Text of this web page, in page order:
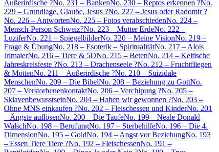
Außerirdische ?No. 231 – BankenNo. 230 – Reptos erkennen ?No.
229 – Grundlage, Glaube, Jesus ?No. 227 – Jesus oder Radomir ?
No. 226 – AntwortenNo. 225 – Fotos verabschiedenNo. 224 –
Mensch-Person Schweiz?No. 223 – Mutter ErdeNo. 222 –
LuziferNo. 221 – SpiegelbilderNo. 220 – Meine VisionNo. 219 –
Frage & ÜbungNo. 218 – Esoterik – SpiritualitätNo. 217 – Alois
IrlmaierNo. 216 – Tiere & 5DNo. 215 – BetenNo. 214 – Keltische
Jahreskreisfeste ?No. 213 – Drachenseele ?No. 212 – Fruchtfliegen
& MottenNo. 211 – Außerirdische ?No. 210 – Suizidale
MenschenNo. 209 – Die BibelNo. 208 – Beziehung zu GottNo.
207 – VerstorbenenkontaktNo. 206 – Verchipung ?No. 205 –
SklavenbewusstseinNo. 204 – Haben wir gewonnen ?No. 203 –
Ohne MNS einkaufen ?No. 202 – Fleischessen und KinderNo. 201
– Ängste auflösenNo. 200 – Die TaufeNo. 199 – Neale Donald
WalschNo. 198 – BerufungNo. 197 – SterbehilfeNo. 196 – Die 4.
DimensionNo. 195 – GoldNo. 194 – Angst vor BeziehungNo. 193
– Essen Tiere Tiere ?No. 192 – FleischessenNo. 191 –